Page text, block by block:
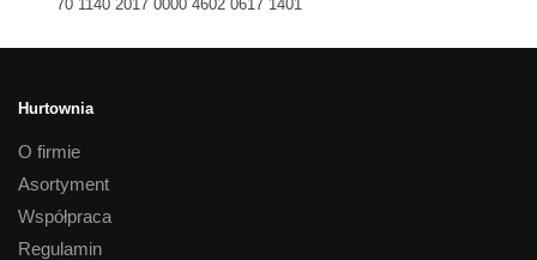
70 1140 2017 0000 4602 0617 1401
Hurtownia
O firmie
Asortyment
Współpraca
Regulamin